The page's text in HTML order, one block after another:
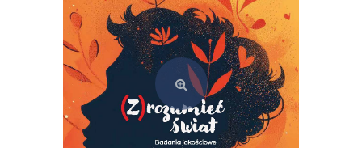
Dodaj do koszyka